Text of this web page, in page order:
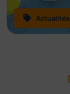
Actualités